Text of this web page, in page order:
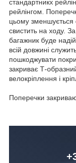
стандартникх
рейлінгом.
цьому зменшується
свистить на ходу.
багажник буде
всій довжині
пошкоджувати
закриває Т-
велокріплення і
Поперечки